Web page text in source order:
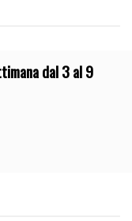
dal 3 al 9